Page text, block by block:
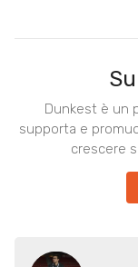
Dunkest è un
supporta e
crescere